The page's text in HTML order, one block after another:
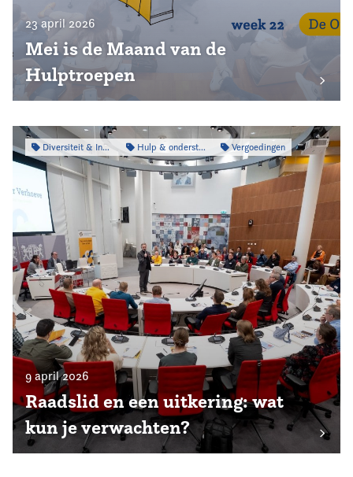
23 april 2026
Mei is de Maand van de
Hulptroepen
Diversiteit & Inclusiviteit Hulp & ondersteuning Vergoedingen
9 april 2026
Raadslid en een uitkering: wat
kun je verwachten?